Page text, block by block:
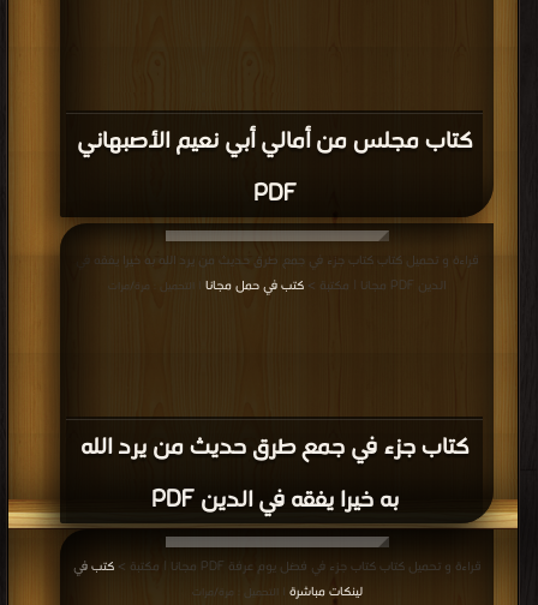
كتاب مجلس من أمالي أبي نعيم الأصبهاني
PDF
كتاب جزء في جمع طرق حديث من يرد الله
به خيرا يفقه في الدين PDF
قراءة و تحميل كتاب كتاب جزء في جمع طرق حديث من يرد الله به خيرا يفقه في
الدين PDF مجانا | مكتبة >
كتب في حمل مجانا | التحميل : مرة/مرات
قراءة و تحميل كتاب كتاب جزء في فضل يوم عرفة PDF مجانا | مكتبة >
كتب في
لينكات مباشرة
| التحميل : مرة/مرات